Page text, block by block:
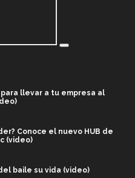
llevar a tu empresa al
Conoce el nuevo HUB de
(video)
baile su vida (video)